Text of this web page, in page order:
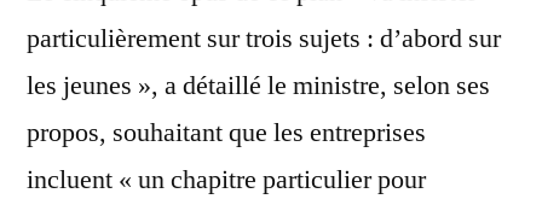
particulièrement sur trois sujets : d’abord sur
les jeunes », a détaillé le ministre, selon ses
propos, souhaitant que les entreprises
incluent « un chapitre particulier pour